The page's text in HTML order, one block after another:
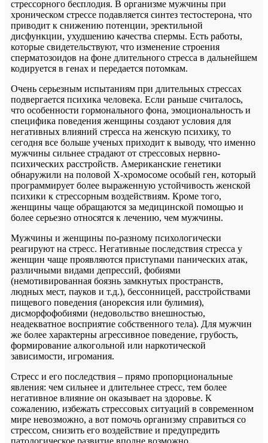
стрессорного бесплодия. В организме мужчины при
хроническом стрессе подавляется синтез тестостерона, что
приводит к снижению потенции, эректильной
дисфункции, ухудшению качества спермы. Есть работы,
которые свидетельствуют, что изменение строения
сперматозоидов на фоне длительного стресса в дальнейшем
кодируется в генах и передается потомкам.
Очень серьезным испытаниям при длительных стрессах
подвергается психика человека. Если раньше считалось,
что особенности гормонального фона, эмоциональность и
специфика поведения женщины создают условия для
негативных влияний стресса на женскую психику, то
сегодня все больше ученых приходит к выводу, что именно
мужчины сильнее страдают от стрессовых нервно-
психических расстройств. Американские генетики
обнаружили на половой Х-хромосоме особый ген, который
программирует более выраженную устойчивость женской
психики к стрессорным воздействиям. Кроме того,
женщины чаще обращаются за медицинской помощью и
более серьезно относятся к лечению, чем мужчины.
Мужчины и женщины по-разному психологически
реагируют на стресс. Негативные последствия стресса у
женщин чаще проявляются приступами панических атак,
различными видами депрессий, фобиями
(немотивированная боязнь замкнутых пространств,
людных мест, пауков и т.д.), бессонницей, расстройствами
пищевого поведения (анорексия или булимия),
дисморфофобиями (недовольство внешностью,
неадекватное восприятие собственного тела). Для мужчин
же более характерны агрессивное поведение, грубость,
формирование алкогольной или наркотической
зависимости, игромания.
Стресс и его последствия – прямо пропорциональные
явления: чем сильнее и длительнее стресс, тем более
негативное влияние он оказывает на здоровье. К
сожалению, избежать стрессовых ситуаций в современном
мире невозможно, а вот помочь организму справиться со
стрессом, снизить его воздействие и предупредить
патологическое развитие вполне возможно.